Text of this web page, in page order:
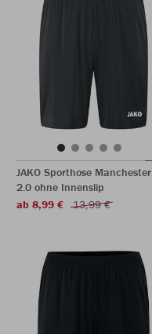
JAKO Sporthose Manchester
2.0 ohne Innenslip
ab 8,99 €
13,99 €